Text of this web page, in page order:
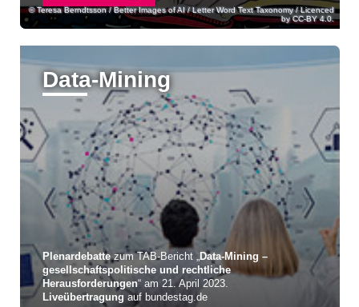
Teresa Berndtsson / Better Images of AI / Letter Word Text Taxonomy / Licenced
by CC-BY 4.0.
Data-Mining
Plenardebattezum TAB-Bericht „Data-Mining –
gesellschaftspolitische und rechtliche
Herausforderungen“ am 21. April 2023.
Liveübertragung auf bundestag.de